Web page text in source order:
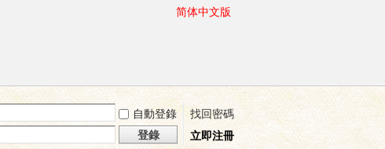
简体中文版
自動登錄
找回密碼
登錄
立即注冊